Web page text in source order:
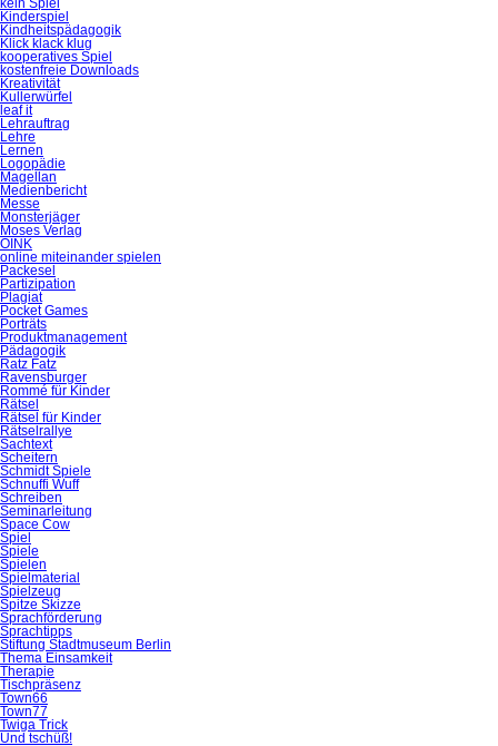
kein Spiel
Kinderspiel
Kindheitspädagogik
Klick klack klug
kooperatives Spiel
kostenfreie Downloads
Kreativität
Kullerwürfel
leaf it
Lehrauftrag
Lehre
Lernen
Logopädie
Magellan
Medienbericht
Messe
Monsterjäger
Moses Verlag
OINK
online miteinander spielen
Packesel
Partizipation
Plagiat
Pocket Games
Porträts
Produktmanagement
Pädagogik
Ratz Fatz
Ravensburger
Rommé für Kinder
Rätsel
Rätsel für Kinder
Rätselrallye
Sachtext
Scheitern
Schmidt Spiele
Schnuffi Wuff
Schreiben
Seminarleitung
Space Cow
Spiel
Spiele
Spielen
Spielmaterial
Spielzeug
Spitze Skizze
Sprachförderung
Sprachtipps
Stiftung Stadtmuseum Berlin
Thema Einsamkeit
Therapie
Tischpräsenz
Town66
Town77
Twiga Trick
Und tschüß!